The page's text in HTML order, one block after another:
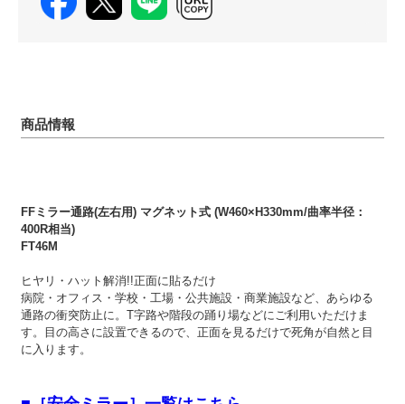
商品情報
FFミラー通路(左右用) マグネット式 (W460×H330mm/曲率半径：
400R相当)
FT46M
ヒヤリ・ハット解消!!正面に貼るだけ
病院・オフィス・学校・工場・公共施設・商業施設など、あらゆる
通路の衝突防止に。T字路や階段の踊り場などにご利用いただけま
す。目の高さに設置できるので、正面を見るだけで死角が自然と目
に入ります。